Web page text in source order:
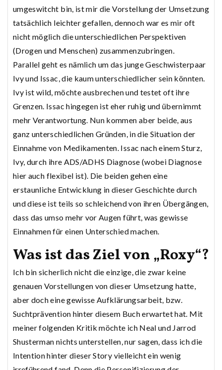
umgeswitcht bin, ist mir die Vorstellung der Umsetzung
tatsächlich leichter gefallen, dennoch war es mir oft
nicht möglich die unterschiedlichen Perspektiven
(Drogen und Menschen) zusammenzubringen.
Parallel geht es nämlich um das junge Geschwisterpaar
Ivy und Issac, die kaum unterschiedlicher sein könnten.
Ivy ist wild, möchte ausbrechen und testet oft ihre
Grenzen. Issac hingegen ist eher ruhig und übernimmt
mehr Verantwortung. Nun kommen aber beide, aus
ganz unterschiedlichen Gründen, in die Situation der
Einnahme von Medikamenten. Issac nach einem Sturz,
Ivy, durch ihre ADS/ADHS Diagnose (wobei Diagnose
hier auch flexibel ist). Die beiden gehen eine
erstaunliche Entwicklung in dieser Geschichte durch
und diese ist teils so schleichend von ihren Übergängen,
dass das umso mehr vor Augen führt, was gewisse
Einnahmen für einen Unterschied machen.
Was ist das Ziel von „Roxy“?
Ich bin sicherlich nicht die einzige, die zwar keine
genauen Vorstellungen von dieser Umsetzung hatte,
aber doch eine gewisse Aufklärungsarbeit, bzw.
Suchtprävention hinter diesem Buch erwartet hat. Mit
meiner folgenden Kritik möchte ich Neal und Jarrod
Shusterman nichts unterstellen, nur sagen, dass ich die
Intention hinter dieser Story vielleicht ein wenig